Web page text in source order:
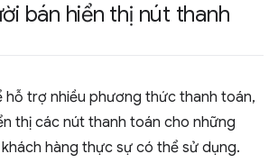
bán hiển thị nút thanh
hỗ trợ nhiều phương thức thanh toán,
thị các nút thanh toán cho những
hàng thực sự có thể sử dụng.